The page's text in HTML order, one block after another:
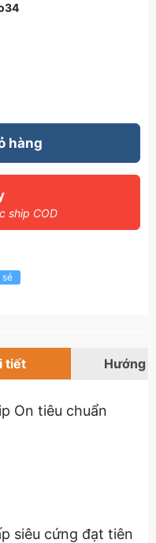
hàng
ship COD
sẻ
tiết Hướng
On tiêu chuẩn
siêu cứng đạt tiên